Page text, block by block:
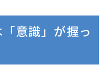
意識」が握っ